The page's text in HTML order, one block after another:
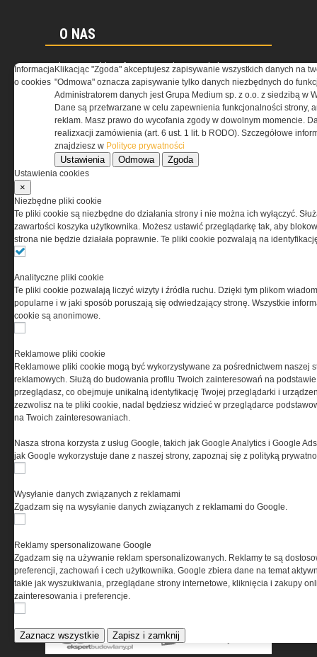
O NAS
Codzienne źródło informacji o taktyce, szkoleniu,
misjach bojowych, uzbrojeniu, umundurowaniu
i wyposażeniu jednostek specjalnych w kraju i na świecie.
REGULAMIN
www.special-ops.pl
Korzystanie z portalu jest równoznaczne
odpowiedzialnością Spółka komandytowa, nr KRS:
0000537655, NIP 1132860378, REGON 146393437
(zwana dalej Grupa MEDIUM) w postaci Regulaminu.
PRYWATNOŚĆ
Ta witryna wykorzystuje pliki cookies do przechowywania
informacji na Twoim komputerze. Pliki cookies stosujemy
Korzystanie z witryny bez zmiany ustawień dotyczących
cookies oznacza, że będą one zamieszczane w Twoim
cookies. Nim Państwo zaczną korzystać z naszego
serwisu prosimy o zapoznanie się z naszą polityką
prywatnościorazinformacją o cookies.
Informacja
o cookies
Klikacjąc "Zgoda" akceptujesz zapisywanie wszystkich danych na
"Odmowa" oznacza zapisywanie tylko danych niezbędnych do
Administratorem danych jest Grupa Medium sp. z o.o. z siedzibą w
Dane są przetwarzane w celu zapewnienia funkcjonalności strony,
reklam. Masz prawo do wycofania zgody w dowolnym momencie.
realizxacji zamówienia (art. 6 ust. 1 lit. b RODO). Szczegółowe
znajdziesz w Polityce prywatności
Ustawienia Odmowa Zgoda
Ustawienia cookies
×
Niezbędne pliki cookie
Te pliki cookie są niezbędne do działania strony i nie można ich wyłączyć.
zawartości koszyka użytkownika. Możesz ustawić przeglądarkę tak, aby
strona nie będzie działała poprawnie. Te pliki cookie pozwalają na
Analityczne pliki cookie
Te pliki cookie pozwalają liczyć wizyty i źródła ruchu. Dzięki tym plikom
popularne i w jaki sposób poruszają się odwiedzający stronę. Wszystkie
cookie są anonimowe.
Reklamowe pliki cookie
Reklamowe pliki cookie mogą być wykorzystywane za pośrednictwem naszej
reklamowych. Służą do budowania profilu Twoich zainteresowań na
przeglądasz, co obejmuje unikalną identyfikację Twojej przeglądarki i
zezwolisz na te pliki cookie, nadal będziesz widzieć w przeglądarce
na Twoich zainteresowaniach.
Nasza strona korzysta z usług Google, takich jak Google Analytics i Google
jak Google wykorzystuje dane z naszej strony, zapoznaj się z polityką
Wysyłanie danych związanych z reklamami
Zgadzam się na wysyłanie danych związanych z reklamami do Google.
Reklamy spersonalizowane Google
Zgadzam się na używanie reklam spersonalizowanych. Reklamy te są
preferencji, zachowań i cech użytkownika. Google zbiera dane na temat
takie jak wyszukiwania, przeglądane strony internetowe, kliknięcia i zakupy
zainteresowania i preferencje.
Zaznacz wszystkie Zapisz i zamknij